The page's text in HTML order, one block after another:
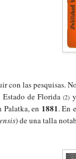
con las pesquisas.
Estado de Florida(2)
Palatka, en 1881. En
) de una talla